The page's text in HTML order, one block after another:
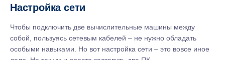
Настройка сети
Чтобы подключить две вычислительные машины между
собой, пользуясь сетевым кабелей – не нужно обладать
особыми навыками. Но вот настройка сети – это вовсе иное